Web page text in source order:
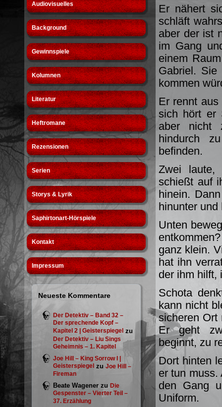
Audiovisuelles
Background
Gewinnspiele
Kolumnen
Literatur
Heftromane
Rezensionen
Serien
Storys & Lyrik
Saphirtonart-Hörspiele
Kontakt
Impressum
Neueste Kommentare
Der Detektiv – Band 32 –
Der sprechende Kopf –
Kapitel 2 | Geisterspiegel zu
Der Detektiv – Liu Sings
Geheimnis – 1. Kapitel
Joe Hill – King Sorrow I |
Geisterspiegel zu Joe Hill –
Fireman
Beate Wagener zu Die
Gespenster – Vierter Teil –
37. Erzählung
Er nähert
schläft
aber der ist
im Gang
einem
Gabriel.
kommen
Er rennt
sich hört er
aber nicht
hindurch
befinden.
Zwei laute,
schießt auf
hinein.
hinunter und
Unten
ganz klein.
hat ihn
der ihm hilft,
Schota
kann nicht
sicheren Ort
Er geht
beginnt, zu
Dort hinten
er tun muss.
den Gang
Uniform.